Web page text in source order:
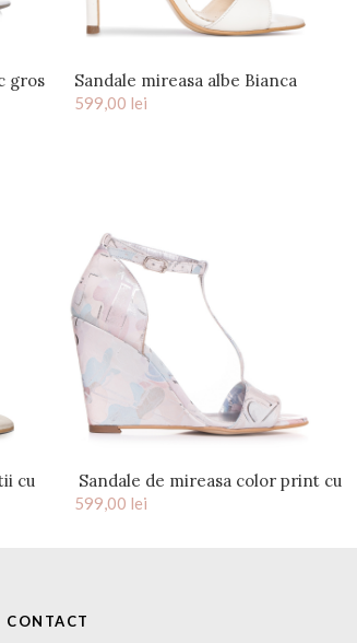
gros
Sandale mireasa albe Bianca
599,00 lei
cu
Sandale de mireasa color print cu
talpa ortopedica Andree
599,00 lei
CONTACT